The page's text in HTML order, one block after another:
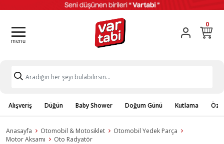
0
Alışveriş Düğün Baby Shower Doğum Günü Kutlama
Anasayfa Otomobil & Motosiklet
Otomobil Yedek Parça
Motor Aksamı
Oto Radyatör